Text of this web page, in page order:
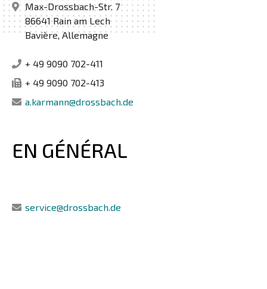
Max-Drossbach-Str. 7
86641 Rain am Lech
Bavière, Allemagne
+ 49 9090 702-411
+ 49 9090 702-413
a.karmann@drossbach.de
EN GÉNÉRAL
service@drossbach.de